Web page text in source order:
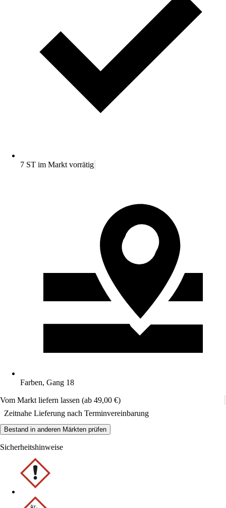
7 ST im Markt vorrätig
Farben, Gang 18
Vom Markt liefern lassen (ab 49,00 €)
Zeitnahe Lieferung nach Terminvereinbarung
Bestand in anderen Märkten prüfen
Sicherheitshinweise